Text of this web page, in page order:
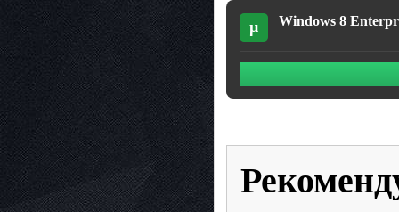
µ Windows 8